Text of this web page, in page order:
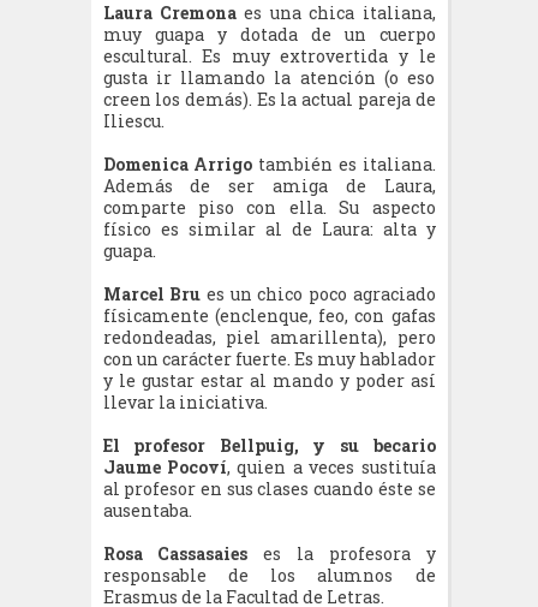
Laura Cremonaes una chica italiana,
muy guapa y dotada de un cuerpo
escultural. Es muy extrovertida y le
gusta ir llamando la atención (o eso
creen los demás). Es la actual pareja de
Iliescu.
Domenica Arrigo también es italiana.
Además de ser amiga de Laura,
comparte piso con ella. Su aspecto
físico es similar al de Laura: alta y
guapa.
Marcel Bru es un chico poco agraciado
físicamente (enclenque, feo, con gafas
redondeadas, piel amarillenta), pero
con un carácter fuerte. Es muy hablador
y le gustar estar al mando y poder así
llevar la iniciativa.
El profesor Bellpuig, y su becario
Jaume Pocoví, quien a veces sustituía
al profesor en sus clases cuando éste se
ausentaba.
Rosa Cassasaies es la profesora y
responsable de los alumnos de
Erasmus de la Facultad de Letras.